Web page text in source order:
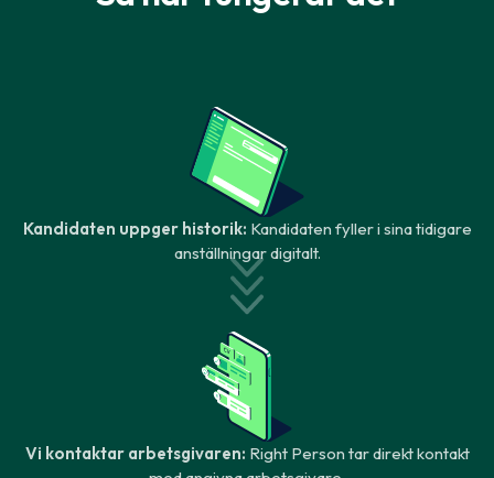
Kandidaten uppger historik: Kandidaten fyller i sina tidigare
anställningar digitalt.
Vi kontaktar arbetsgivaren: Right Person tar direkt kontakt